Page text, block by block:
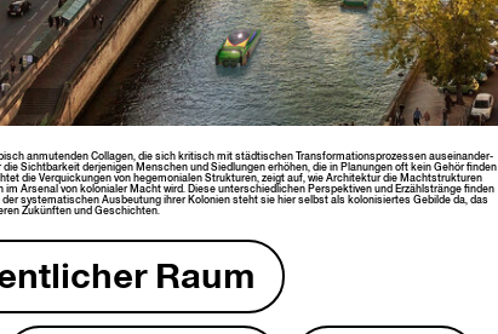
anmu­ten­den Col­la­gen, die sich kri­tisch mit städtis­chen Trans­for­ma­tion­sprozessen auseinan­der­
Sicht­barkeit der­jeni­gen Men­schen und Sied­lun­gen erhöhen, die in Pla­nun­gen oft kein Gehör find­en
die Verquick­un­gen von hege­mo­ni­alen Struk­turen, zeigt auf, wie Architek­tur die Macht­struk­turen
Arse­nal von kolo­nialer Macht wird. Diese unter­schiedlichen Per­spek­tiv­en und Erzählstränge find­en
sys­tem­a­tis­chen Aus­beu­tung ihrer Kolonien ste­ht sie hier selb­st als kolonisiertes Gebilde da, das
Zukün­ften und Geschichten.
Raum